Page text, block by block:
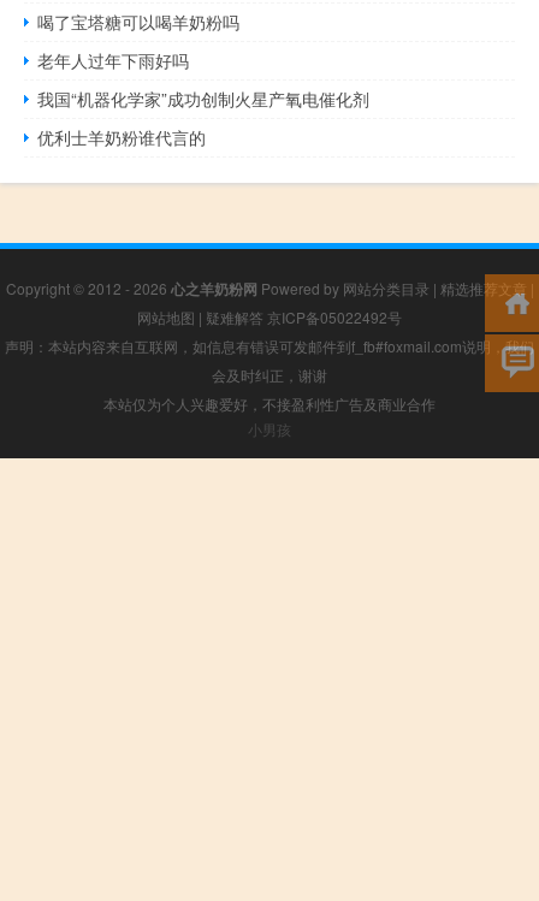
喝了宝塔糖可以喝羊奶粉吗
老年人过年下雨好吗
我国“机器化学家”成功创制火星产氧电催化剂
优利士羊奶粉谁代言的
Copyright © 2012 - 2026 心之羊奶粉网 Powered by 网站分类目录 | 精选推荐文章 |
网站地图 | 疑难解答 京ICP备05022492号
声明：本站内容来自互联网，如信息有错误可发邮件到f_fb#foxmail.com说明，我们
会及时纠正，谢谢
本站仅为个人兴趣爱好，不接盈利性广告及商业合作
小男孩